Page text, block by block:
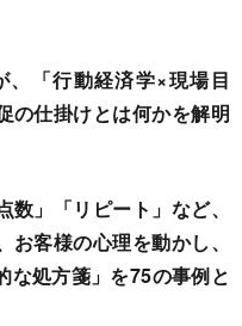
「行動経済学×現場目
の仕掛けとは何かを解明
」「リピート」など、
客様の心理を動かし、
な処方箋」を75の事例と